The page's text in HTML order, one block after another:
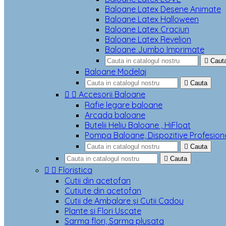
Baloane Latex Desene Animate
Baloane Latex Halloween
Baloane Latex Craciun
Baloane Latex Revelion
Baloane Jumbo Imprimate

Baloane Modelaj
 Cauta
  Accesorii Baloane
Rafie legare baloane
Arcada baloane
Butelii Heliu Baloane , HiFloat
Pompa Baloane, Dispozitive
 Cauta
 Cauta
  Floristica
Cutii din acetofan
Cutiute din acetofan
Cutii de Ambalare și Cutii Cadou
Plante si Flori Uscate
Sarma flori, Sarma plusata